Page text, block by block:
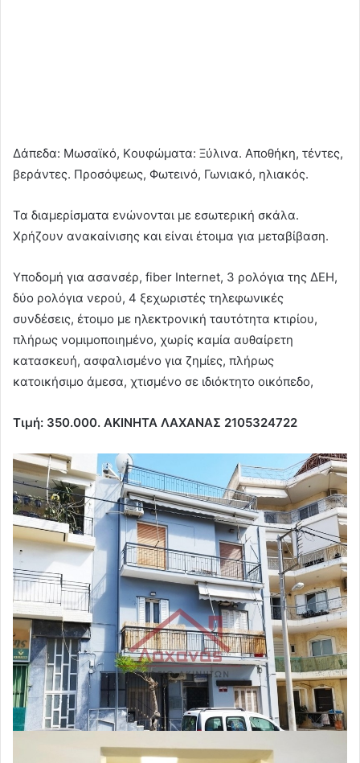
Δάπεδα: Μωσαϊκό, Kουφώματα: Ξύλινα. Αποθήκη, τέντες,
βεράντες. Προσόψεως, Φωτεινό, Γωνιακό, ηλιακός.
Τα διαμερίσματα ενώνονται με εσωτερική σκάλα.
Χρήζουν ανακαίνισης και είναι έτοιμα για μεταβίβαση.
Υποδομή για ασανσέρ, fiber Internet, 3 ρολόγια της ΔΕΗ,
δύο ρολόγια νερού, 4 ξεχωριστές τηλεφωνικές
συνδέσεις, έτοιμο με ηλεκτρονική ταυτότητα κτιρίου,
πλήρως νομιμοποιημένο, χωρίς καμία αυθαίρετη
κατασκευή, ασφαλισμένο για ζημίες, πλήρως
κατοικήσιμο άμεσα, χτισμένο σε ιδιόκτητο οικόπεδο,
Τιμή: 350.000. AKINHTA ΛΑΧΑΝΑΣ 2105324722